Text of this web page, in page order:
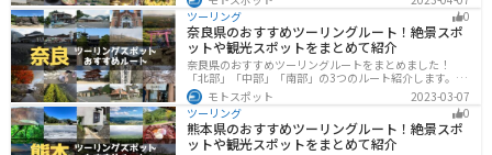
口県にツーリングに行く際は参考にしてください。
ツーリング
0
奈良県のおすすめツーリングルート！絶景スポ
ットや観光スポットをまとめて紹介
奈良県のおすすめツーリングルートをまとめました！
「北部」「中部」「南部」の3つのルート紹介します。歴
史のある神社寺院が多数あり、自然豊かや山々、グルメ
を満喫するツーリングができます。バイクで奈良県にツ
ーリングに行く際は参考にしてください。
モトスポット
2023-03-07
ツーリング
0
熊本県のおすすめツーリングルート！絶景スポ
ットや観光スポットをまとめて紹介